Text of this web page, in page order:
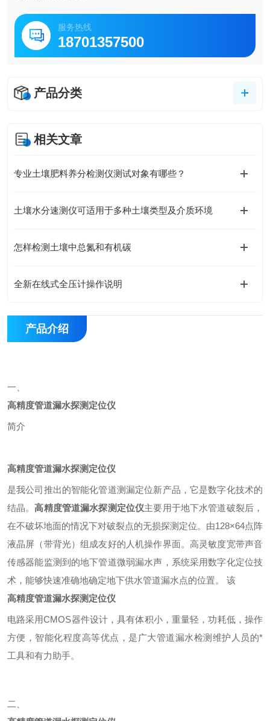
服务热线
18701357500
产品分类
相关文章
专业土壤肥料养分检测仪测试对象有哪些？
土壤水分速测仪可适用于多种土壤类型及介质环境
怎样检测土壤中总氮和有机碳
全新在线式全压计操作说明
产品介绍
一、
高精度管道漏水探测定位仪
简介
高精度管道漏水探测定位仪
是我公司推出的智能化管道测漏定位新产品，它是数字化技术的
结晶。高精度管道漏水探测定位仪主要用于地下水管道破裂后，
在不破坏地面的情况下对破裂点的无损探测定位。由128×64点阵
液晶屏（带背光）组成友好的人机操作界面。高灵敏度宽带声音
传感器能监测到的地下管道微弱漏水声，系统采用数字化定位技
术，能够快速准确地确定地下供水管道漏水点的位置。 该
高精度管道漏水探测定位仪
电路采用CMOS器件设计，具有体积小，重量轻，功耗低，操作
方便，智能化程度高等优点，是广大管道漏水检测维护人员的*
工具和有力助手。
二、